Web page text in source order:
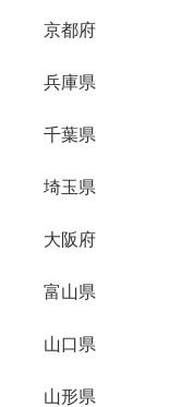
京都府
兵庫県
千葉県
埼玉県
大阪府
富山県
山口県
山形県